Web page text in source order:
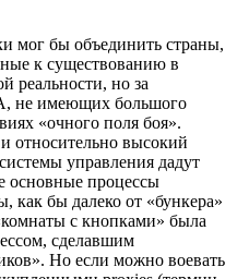
мог бы объединить страны,
к существованию в
реальности, но за
не имеющих большого
«очного поля боя».
относительно высокий
управления дадут
основные процессы
как бы далеко от «бункера»
с кнопками» была
сделавшим
Но если можно воевать